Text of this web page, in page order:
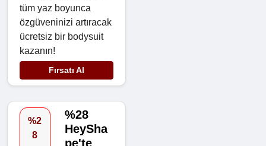
tüm yaz boyunca
özgüveninizi artıracak
ücretsiz bir bodysuit
kazanın!
Fırsatı Al
%2
8
%28
HeySha
pe'te